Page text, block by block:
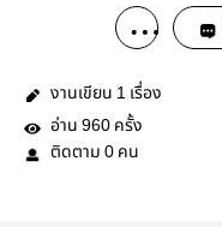
งานเขียน 1 เรื่อง
อ่าน 960 ครั้ง
ติดตาม 0 คน